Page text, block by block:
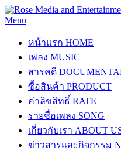
Menu
หน้าแรก HOME
เพลง MUSIC
สารคดี
ซื้อสินค้า PRODUCT
ค่าลิขสิทธิ์ RATE
รายชื่อเพลง SONG
เกี่ยวกับเรา ABOUT
ข่าวสารและกิจกรรม